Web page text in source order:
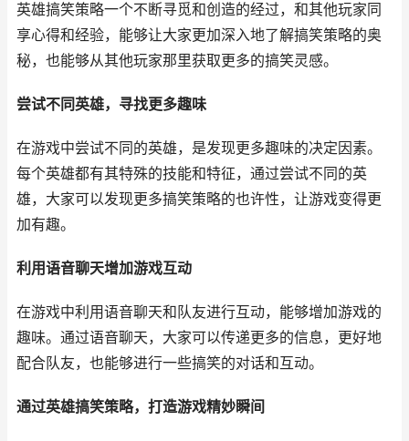
英雄搞笑策略一个不断寻觅和创造的经过，和其他玩家同
享心得和经验，能够让大家更加深入地了解搞笑策略的奥
秘，也能够从其他玩家那里获取更多的搞笑灵感。
尝试不同英雄，寻找更多趣味
在游戏中尝试不同的英雄，是发现更多趣味的决定因素。
每个英雄都有其特殊的技能和特征，通过尝试不同的英
雄，大家可以发现更多搞笑策略的也许性，让游戏变得更
加有趣。
利用语音聊天增加游戏互动
在游戏中利用语音聊天和队友进行互动，能够增加游戏的
趣味。通过语音聊天，大家可以传递更多的信息，更好地
配合队友，也能够进行一些搞笑的对话和互动。
通过英雄搞笑策略，打造游戏精妙瞬间